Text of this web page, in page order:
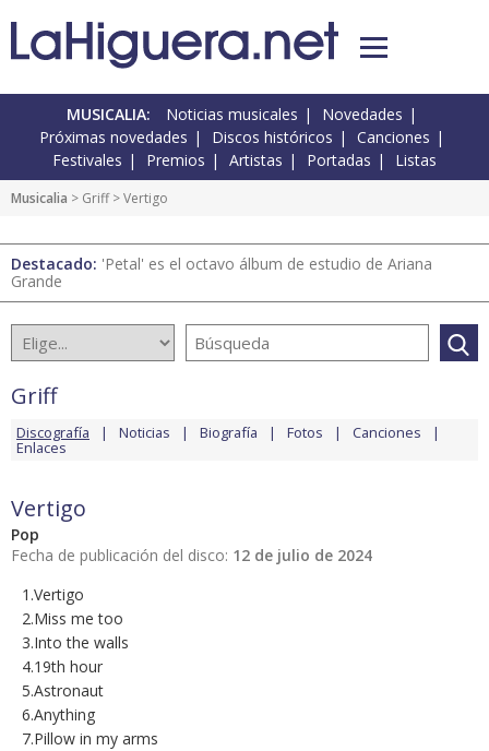
MUSICALIA: Noticias musicales
Novedades
Próximas novedades
Discos históricos
Canciones
Festivales
Premios Artistas Portadas Listas
Musicalia > Griff> Vertigo
Destacado: 'Petal' es el octavo álbum de estudio de Ariana
Grande
Griff
Discografía Noticias Biografía Fotos Canciones
Enlaces
Vertigo
Pop
Fecha de publicación del disco: 12 de julio de 2024
1.Vertigo
2.Miss me too
3.Into the walls
4.19th hour
5.Astronaut
6.Anything
7.Pillow in my arms